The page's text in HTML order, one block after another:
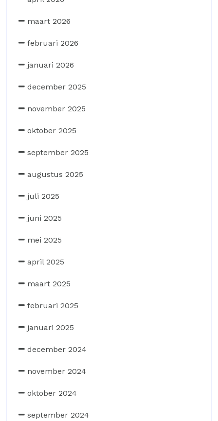
maart 2026
februari 2026
januari 2026
december 2025
november 2025
oktober 2025
september 2025
augustus 2025
juli 2025
juni 2025
mei 2025
april 2025
maart 2025
februari 2025
januari 2025
december 2024
november 2024
oktober 2024
september 2024